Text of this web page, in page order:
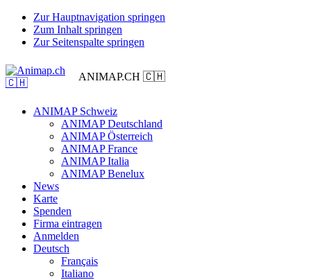
Zur Hauptnavigation springen
Zum Inhalt springen
Zur Seitenspalte springen
ANIMAP.CH 🇨🇭
ANIMAP Schweiz
ANIMAP Deutschland
ANIMAP Österreich
ANIMAP France
ANIMAP Italia
ANIMAP Benelux
News
Karte
Spenden
Firma eintragen
Anmelden
Deutsch
Français
Italiano